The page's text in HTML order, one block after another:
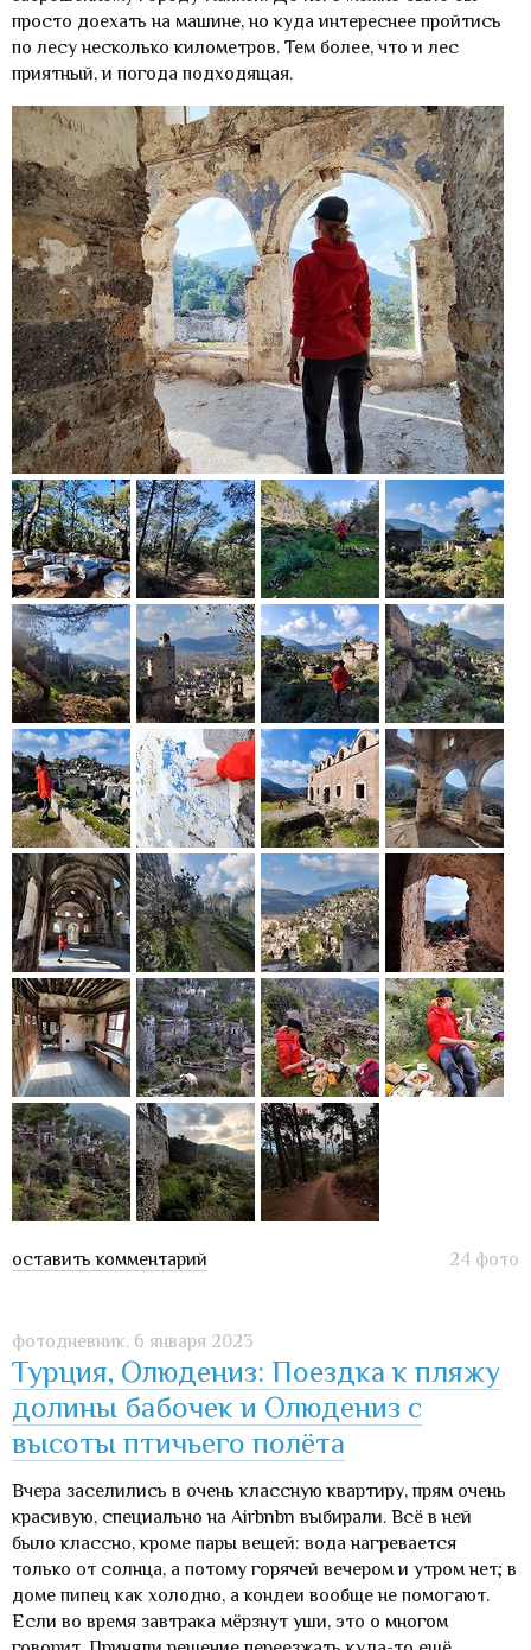
просто доехать на машине, но куда интереснее пройтись
по лесу несколько километров. Тем более, что и лес
приятный, и погода подходящая.
оставить комментарий 24 фото
фотодневник, 6 января 2023
Турция, Олюдениз: Поездка к пляжу
долины бабочек и Олюдениз с
высоты птичьего полёта
Вчера заселились в очень классную квартиру, прям очень
красивую, специально на Airbnbn выбирали. Всё в ней
было классно, кроме пары вещей: вода нагревается
только от солнца, а потому горячей вечером и утром нет; в
доме пипец как холодно, а кондеи вообще не помогают.
Если во время завтрака мёрзнут уши, это о многом